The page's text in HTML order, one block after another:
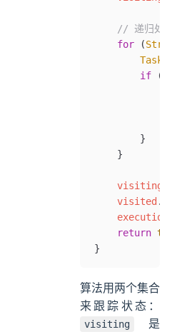
// 递归处理
    for
(
        Task
        if
        }
    }
    visiting
    visited
.
    return
}
算法用两个集合
来跟踪状态：
visiting
是